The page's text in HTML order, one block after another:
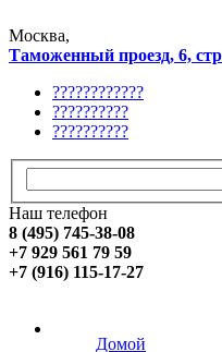
Москва,
Таможенный проезд, 6,
????????????
??????????
??????????
Наш телефон
8 (495) 745-38-08
+7 929 561 79 59
+7 (916) 115-17-27
Домой